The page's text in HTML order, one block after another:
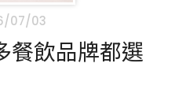
07/03
餐飲品牌都選